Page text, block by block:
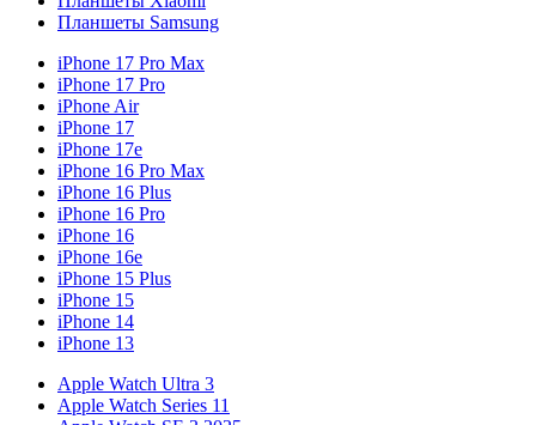
Планшеты Samsung
iPhone 17 Pro Max
iPhone 17 Pro
iPhone Air
iPhone 17
iPhone 17e
iPhone 16 Pro Max
iPhone 16 Plus
iPhone 16 Pro
iPhone 16
iPhone 16e
iPhone 15 Plus
iPhone 15
iPhone 14
iPhone 13
Apple Watch Ultra 3
Apple Watch Series 11